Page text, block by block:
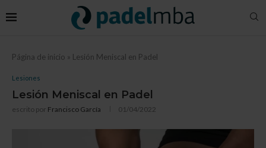
Página de inicio » Lesión Meniscal en Padel
Lesiones
Lesión Meniscal en Padel
escrito por Francisco García 01/04/2022